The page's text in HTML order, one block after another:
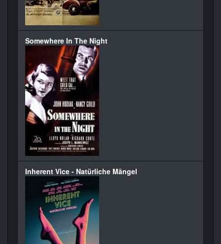
Somewhere In The Night
Inherent Vice - Natürliche Mängel